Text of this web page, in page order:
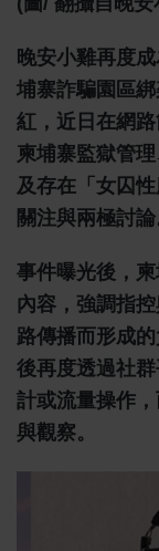
晚安小雞再度
埔寨詐騙園區
紅，近日在網
柬埔寨監獄管
及存在「女囚
關注與兩極討論
事件曝光後，
內容，強調指
路傳播而形成
後再度透過社
計或流量操作
與觀察。